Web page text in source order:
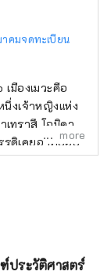
คมจดทะเบียน
มืองเมวะคือ
นึ่งเจ้าหญิงแห่ง
ทราสึ โอมิคามิ
รดิเคยอาศัยอยู่
more
ประวัติศาสตร์